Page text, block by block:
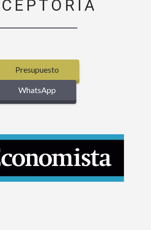
Presupuesto
WhatsApp